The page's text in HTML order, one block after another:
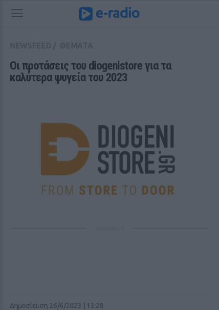
Οι προτάσεις του diogenistore για τα
καλύτερα ψυγεία του 2023
Δημοσίευση 26/6/2023 | 13:28